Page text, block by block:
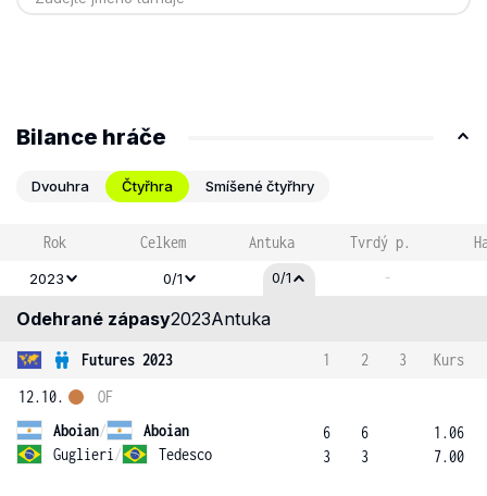
Bilance hráče
Dvouhra Čtyřhra Smíšené čtyřhry
Rok Celkem Antuka Tvrdý p.
2023 0/1 0/1 -
Odehrané zápasy2023Antuka
Futures 2023 1 2 3
Kurs
12.10.
Aboian/
Aboian
Guglieri / Tedesco
OF
6
3
6
3
1.06
7.00